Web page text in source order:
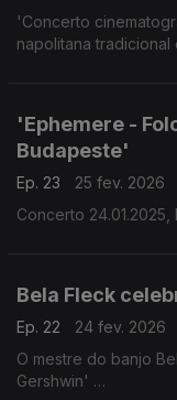
'Concerto
napolitana
'Ephemere -
Budapeste'
Ep. 23
25 fev. 2026
Concerto
Bela Fleck
Ep. 22
24 fev. 2026
O mestre do banjo
Gershwin'